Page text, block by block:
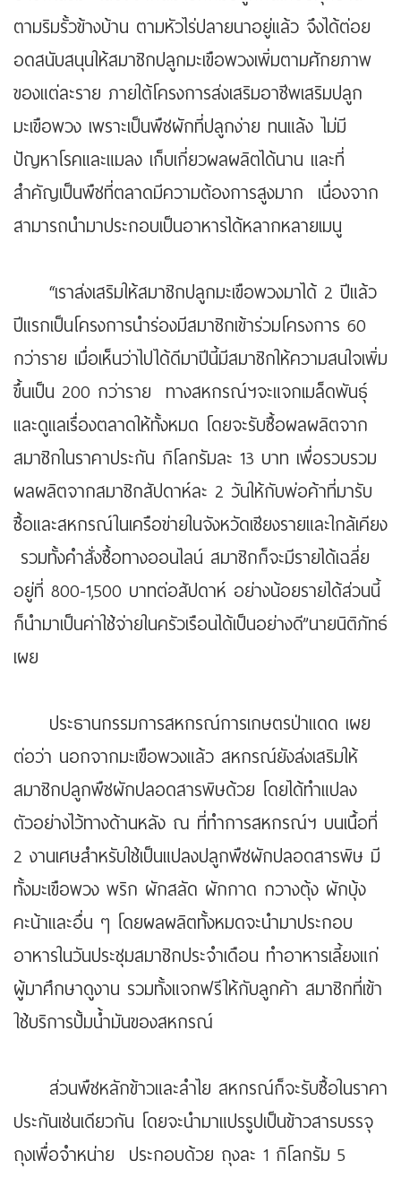
ตามริมรั้วข้างบ้าน ตามหัวไร่ปลายนาอยู่แล้ว จึงได้ต่อย
อดสนับสนุนให้สมาชิกปลูกมะเขือพวงเพิ่มตามศักยภาพ
ของแต่ละราย ภายใต้โครงการส่งเสริมอาชีพเสริมปลูก
มะเขือพวง เพราะเป็นพืชผักที่ปลูกง่าย ทนแล้ง ไม่มี
ปัญหาโรคและแมลง เก็บเกี่ยวผลผลิตได้นาน และที่
สำคัญเป็นพืชที่ตลาดมีความต้องการสูงมาก เนื่องจาก
สามารถนำมาประกอบเป็นอาหารได้หลากหลายเมนู
“เราส่งเสริมให้สมาชิกปลูกมะเขือพวงมาได้ 2 ปีแล้ว
ปีแรกเป็นโครงการนำร่องมีสมาชิกเข้าร่วมโครงการ 60
กว่าราย เมื่อเห็นว่าไปได้ดีมาปีนี้มีสมาชิกให้ความสนใจเพิ่ม
ขึ้นเป็น 200 กว่าราย ทางสหกรณ์ฯจะแจกเมล็ดพันธุ์
และดูแลเรื่องตลาดให้ทั้งหมด โดยจะรับซื้อผลผลิตจาก
สมาชิกในราคาประกัน กิโลกรัมละ 13 บาท เพื่อรวบรวม
ผลผลิตจากสมาชิกสัปดาห์ละ 2 วันให้กับพ่อค้าที่มารับ
ซื้อและสหกรณ์ในเครือข่ายในจังหวัดเชียงรายและใกล้เคียง
รวมทั้งคำสั่งซื้อทางออนไลน์ สมาชิกก็จะมีรายได้เฉลี่ย
อยู่ที่ 800-1,500 บาทต่อสัปดาห์ อย่างน้อยรายได้ส่วนนี้
ก็นำมาเป็นค่าใช้จ่ายในครัวเรือนได้เป็นอย่างดี”นายนิติภัทธ์
เผย
ประธานกรรมการสหกรณ์การเกษตรป่าแดด เผย
ต่อว่า นอกจากมะเขือพวงแล้ว สหกรณ์ยังส่งเสริมให้
สมาชิกปลูกพืชผักปลอดสารพิษด้วย โดยได้ทำแปลง
ตัวอย่างไว้ทางด้านหลัง ณ ที่ทำการสหกรณ์ฯ บนเนื้อที่
2 งานเศษสำหรับใช้เป็นแปลงปลูกพืชผักปลอดสารพิษ มี
ทั้งมะเขือพวง พริก ผักสลัด ผักกาด กวางตุ้ง ผักบุ้ง
คะน้าและอื่น ๆ โดยผลผลิตทั้งหมดจะนำมาประกอบ
อาหารในวันประชุมสมาชิกประจำเดือน ทำอาหารเลี้ยงแก่
ผู้มาศึกษาดูงาน รวมทั้งแจกฟรีให้กับลูกค้า สมาชิกที่เข้า
ใช้บริการปั้มน้ำมันของสหกรณ์
ส่วนพืชหลักข้าวและลำไย สหกรณ์ก็จะรับซื้อในราคา
ประกันเช่นเดียวกัน โดยจะนำมาแปรรูปเป็นข้าวสารบรรจุ
ถุงเพื่อจำหน่าย ประกอบด้วย ถุงละ 1 กิโลกรัม 5